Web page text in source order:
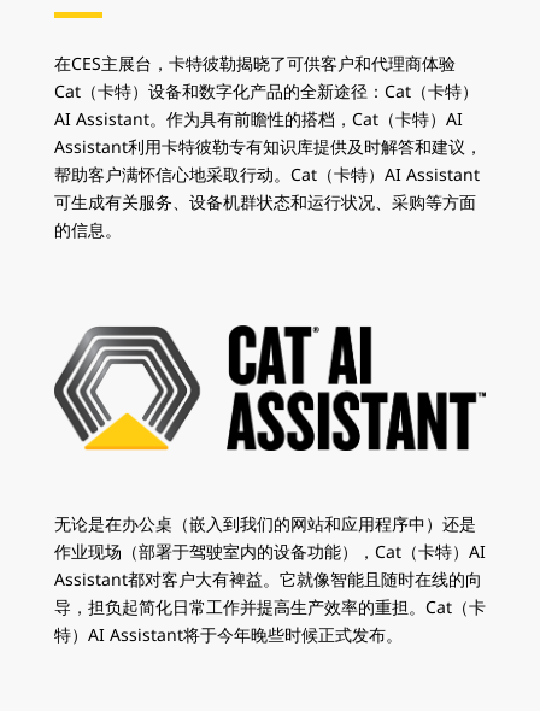
在CES主展台，卡特彼勒揭晓了可供客户和代理商体验
Cat（卡特）设备和数字化产品的全新途径：Cat（卡特）
AI Assistant。作为具有前瞻性的搭档，Cat（卡特）AI
Assistant利用卡特彼勒专有知识库提供及时解答和建议，
帮助客户满怀信心地采取行动。Cat（卡特）AI Assistant
可生成有关服务、设备机群状态和运行状况、采购等方面
的信息。
无论是在办公桌（嵌入到我们的网站和应用程序中）还是
作业现场（部署于驾驶室内的设备功能），Cat（卡特）AI
Assistant都对客户大有裨益。它就像智能且随时在线的向
导，担负起简化日常工作并提高生产效率的重担。Cat（卡
特）AI Assistant将于今年晚些时候正式发布。